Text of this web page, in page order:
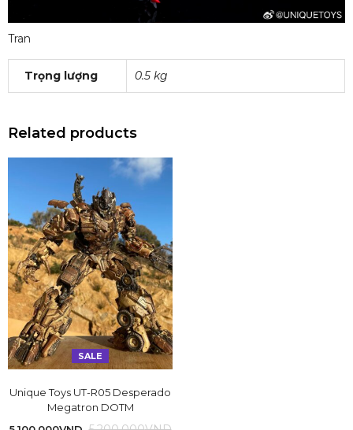
Tran
Trọng lượng 0.5 kg
Related products
SALE
Unique Toys UT-R05 Desperado
Megatron DOTM